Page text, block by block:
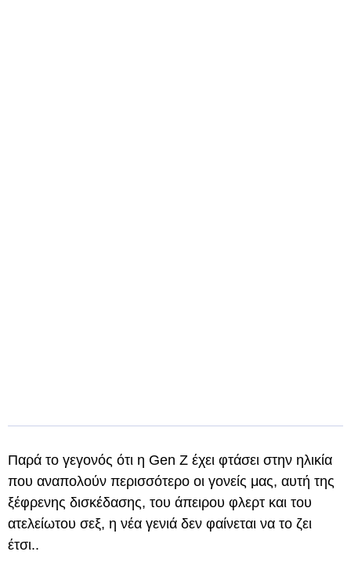
Παρά το γεγονός ότι η Gen Z έχει φτάσει στην ηλικία
που αναπολούν περισσότερο οι γονείς μας, αυτή της
ξέφρενης δισκέδασης, του άπειρου φλερτ και του
ατελείωτου σεξ, η νέα γενιά δεν φαίνεται να το ζει
έτσι..